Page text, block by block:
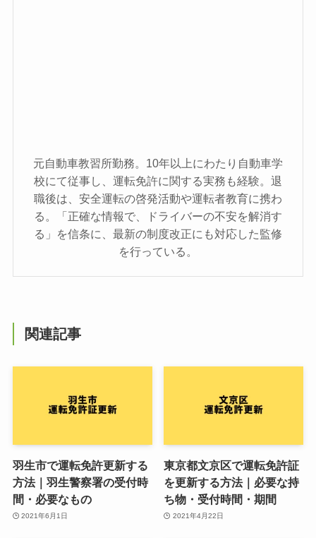
元自動車教習所勤務。10年以上にわたり自動車学
校にて従事し、運転免許に関する実務も経験。退
職後は、安全運転の啓発活動や運転者教育に携わ
る。「正確な情報で、ドライバーの不安を解消す
る」を信条に、最新の制度改正にも対応した監修
を行っている。
関連記事
羽生市で運転免許更新する
方法｜羽生警察署の受付時
間・必要なもの
2021年6月1日
東京都文京区で運転免許証
を更新する方法｜必要な持
ち物・受付時間・期間
2021年4月22日